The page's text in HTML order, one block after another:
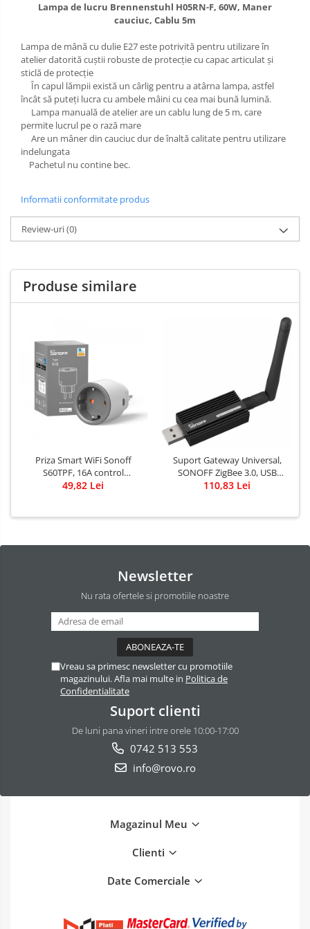
Lampa de lucru Brennenstuhl H05RN-F, 60W, Maner
cauciuc, Cablu 5m
Lampa de mână cu dulie E27 este potrivită pentru utilizare în
atelier datorită cuștii robuste de protecție cu capac articulat și
sticlă de protecție
În capul lămpii există un cârlig pentru a atârna lampa, astfel
încât să puteți lucra cu ambele mâini cu cea mai bună lumină.
Lampa manuală de atelier are un cablu lung de 5 m, care
permite lucrul pe o rază mare
Are un mâner din cauciuc dur de înaltă calitate pentru utilizare
indelungata
Pachetul nu contine bec.
Informatii conformitate produs
Review-uri(0)
Produse similare
Priza Smart WiFi Sonoff
S60TPF, 16A control
Smartphone
49,82 Lei
Suport Gateway Universal,
SONOFF ZigBee 3.0, USB
ZBDongle-E Plus
110,83 Lei
Newsletter
Nu rata ofertele si promotiile noastre
Vreau sa primesc newsletter cu promotiile
magazinului. Afla mai multe in Politica de
Confidentialitate
Suport clienti
De luni pana vineri intre orele 10:00-17:00
0742 513 553
info@rovo.ro
Magazinul Meu
Clienti
Date Comerciale